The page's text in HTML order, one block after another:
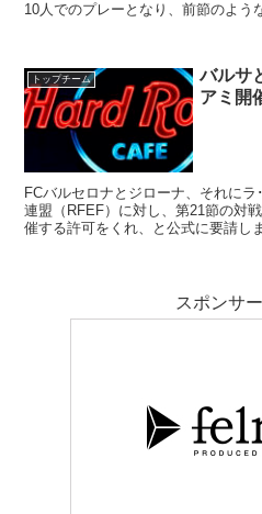
10人でのプレーとなり、前節のよう
回はソリッドなブロックによってセ
トップチーム
バルサ
アミ開
FCバルセロナとジローナ、それに
連盟（RFEF）に対し、第21節の対
催する許可をくれ、と公式に要請し
要なのか、そしてRFEFの立場は。
スポンサ